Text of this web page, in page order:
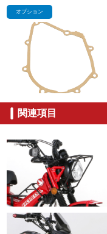
オプション
関連項目